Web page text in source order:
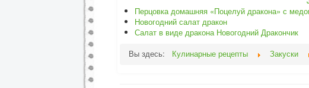
Перцовка домашняя «Поцелуй дракона» с
Новогодний салат дракон
Салат в виде дракона Новогодний Дракончик
Вы здесь:
Кулинарные рецепты Закуски